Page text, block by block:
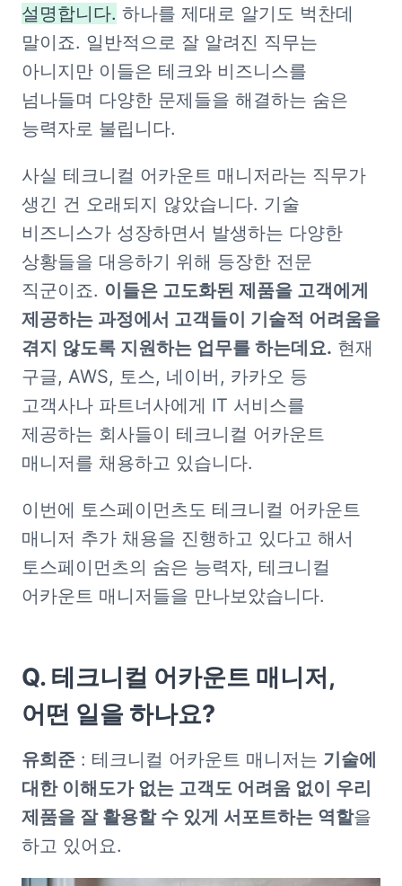
설명합니다. 하나를 제대로 알기도 벅찬데
말이죠. 일반적으로 잘 알려진 직무는
아니지만 이들은 테크와 비즈니스를
넘나들며 다양한 문제들을 해결하는 숨은
능력자로 불립니다.
사실 테크니컬 어카운트 매니저라는 직무가
생긴 건 오래되지 않았습니다. 기술
비즈니스가 성장하면서 발생하는 다양한
상황들을 대응하기 위해 등장한 전문
직군이죠. 이들은 고도화된 제품을 고객에게
제공하는 과정에서 고객들이 기술적 어려움을
겪지 않도록 지원하는 업무를 하는데요. 현재
구글, AWS, 토스, 네이버, 카카오 등
고객사나 파트너사에게 IT 서비스를
제공하는 회사들이 테크니컬 어카운트
매니저를 채용하고 있습니다.
이번에 토스페이먼츠도 테크니컬 어카운트
매니저 추가 채용을 진행하고 있다고 해서
토스페이먼츠의 숨은 능력자, 테크니컬
어카운트 매니저들을 만나보았습니다.
Q. 테크니컬 어카운트 매니저,
어떤 일을 하나요?
유희준 : 테크니컬 어카운트 매니저는 기술에
대한 이해도가 없는 고객도 어려움 없이 우리
제품을 잘 활용할 수 있게 서포트하는 역할을
하고 있어요.